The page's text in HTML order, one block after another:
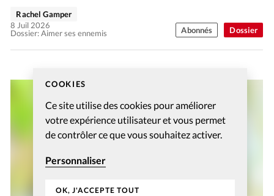
COOKIES
Ce site utilise des cookies pour améliorer
votre expérience utilisateur et vous permet
de contrôler ce que vous souhaitez activer.
Personnaliser
OK, J'ACCEPTE TOUT
Dossier
Dossier: Aimer ses ennemis
Rachel Gamper
8 Juil 2026
Abonnés